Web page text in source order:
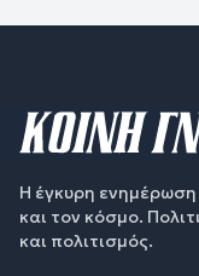
Η έγκυρη ενημέρωση
και τον κόσμο.
και πολιτισμός.